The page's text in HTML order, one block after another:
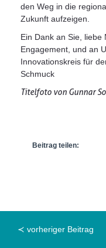
den Weg in die
Zukunft aufzeigen.
Ein Dank an Sie,
Engagement, und an
Innovationskreis für
Schmuck
Titelfoto von Gunnar
Beitrag teilen:
≺ vorheriger Beitrag